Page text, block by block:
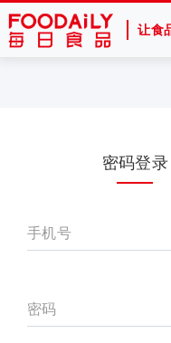
让食
密码登录
手机号
密码